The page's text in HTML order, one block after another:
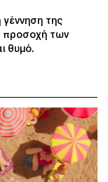
γέννηση της
προσοχή των
θυμό.